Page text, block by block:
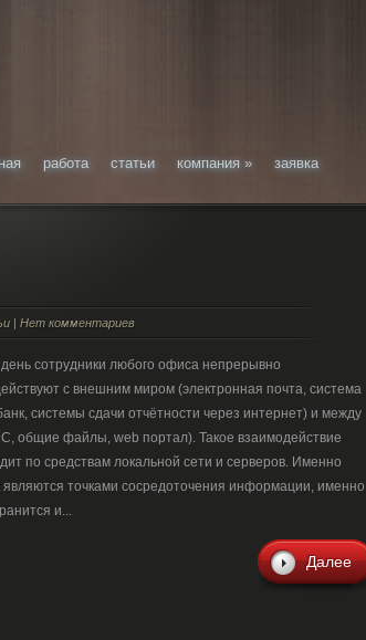
работа статьи компания » заявка
| Нет комментариев
сотрудники любого офиса непрерывно
с внешним миром (электронная почта, система
системы сдачи отчётности через интернет) и между
общие файлы, web портал). Такое взаимодействие
по средствам локальной сети и серверов. Именно
являются точками сосредоточения информации, именно
и...
Далее